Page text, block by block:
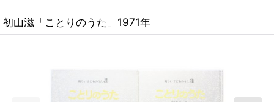
初山滋「ことりのうた」1971年